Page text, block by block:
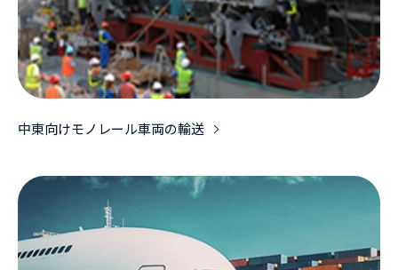
中東向けモノレール車両の輸送